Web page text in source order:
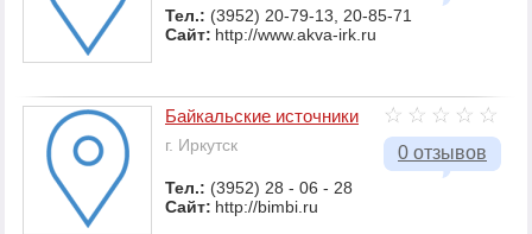
Тел.: (3952) 20-79-13, 20-85-71
Сайт: http://www.akva-irk.ru
0 отзывов
Байкальские источники
г. Иркутск
Тел.: (3952) 28 - 06 - 28
Сайт: http://bimbi.ru